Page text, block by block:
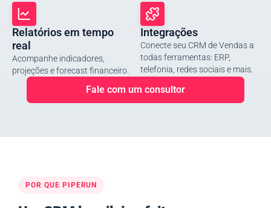
Relatórios em tempo
real
Acompanhe indicadores,
projeções e forecast financeiro.
Integrações
Conecte seu CRM de Vendas a
todas ferramentas: ERP,
telefonia, redes sociais e mais.
Fale com um consultor
POR QUE PIPERUN